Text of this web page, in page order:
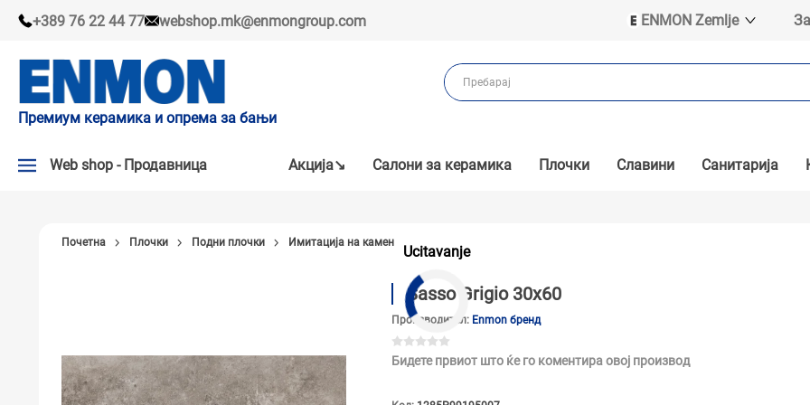
+389 76 22 44 77 webshop.mk@enmongroup.com
ENMON Zemlje
ENMON BIH
ENMON MKD
Премиум керамика и опрема за бањи
Web shop - Продавница
НАШИ ПРЕПОРАКИ
КАДИ И КАБИНИ
САНИТАРИЈА
Акцијa↘ Салони за керамика Плочки Славини Санитарија
Ucitavanje
Почетна Плочки Подни плочки Имитација на камен
Sasso Grigio 30x60
Производител: Enmon бренд
Бидете првиот што ќе го коментира овој производ